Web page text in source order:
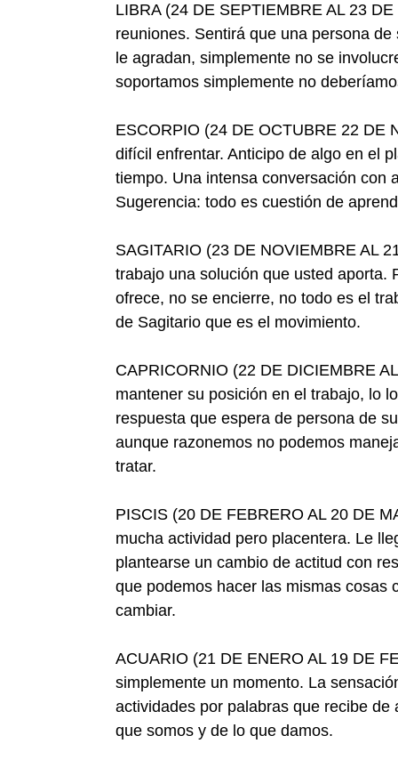
LIBRA (24 DE SEPTIEMBRE AL 23
reuniones. Sentirá que una persona
le agradan, simplemente no se
soportamos simplemente no
ESCORPIO (24 DE OCTUBRE 22 DE
difícil enfrentar. Anticipo de algo en el
tiempo. Una intensa conversación con
Sugerencia: todo es cuestión de
SAGITARIO (23 DE NOVIEMBRE AL
trabajo una solución que usted aporta.
ofrece, no se encierre, no todo es el
de Sagitario que es el movimiento.
CAPRICORNIO (22 DE DICIEMBRE
mantener su posición en el trabajo, lo
respuesta que espera de persona de
aunque razonemos no podemos
tratar.
PISCIS (20 DE FEBRERO AL 20 DE
mucha actividad pero placentera. Le
plantearse un cambio de actitud con
que podemos hacer las mismas cosas
cambiar.
ACUARIO (21 DE ENERO AL 19 DE
simplemente un momento. La
actividades por palabras que recibe
que somos y de lo que damos.